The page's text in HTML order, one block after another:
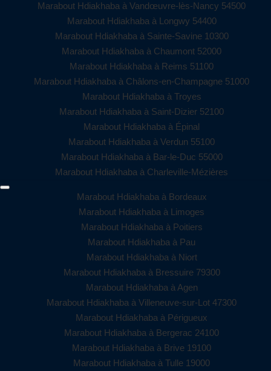
Marabout Hdiakhaba à Vandœuvre-lès-Nancy 54500
Marabout Hdiakhaba à Longwy 54400
Marabout Hdiakhaba à Sainte-Savine 10300
Marabout Hdiakhaba à Chaumont 52000
Marabout Hdiakhaba à Reims 51100
Marabout Hdiakhaba à Châlons-en-Champagne 51000
Marabout Hdiakhaba à Troyes
Marabout Hdiakhaba à Saint-Dizier 52100
Marabout Hdiakhaba à Épinal
Marabout Hdiakhaba à Verdun 55100
Marabout Hdiakhaba à Bar-le-Duc 55000
Marabout Hdiakhaba à Charleville-Mézières
Marabout Hdiakhaba à Bordeaux
Marabout Hdiakhaba à Limoges
Marabout Hdiakhaba à Poitiers
Marabout Hdiakhaba à Pau
Marabout Hdiakhaba à Niort
Marabout Hdiakhaba à Bressuire 79300
Marabout Hdiakhaba à Agen
Marabout Hdiakhaba à Villeneuve-sur-Lot 47300
Marabout Hdiakhaba à Périgueux
Marabout Hdiakhaba à Bergerac 24100
Marabout Hdiakhaba à Brive 19100
Marabout Hdiakhaba à Tulle 19000